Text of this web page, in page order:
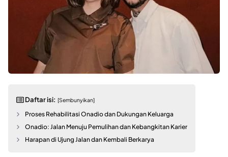
Daftar isi: [Sembunyikan]
Proses Rehabilitasi Onadio dan Dukungan Keluarga
Onadio: Jalan Menuju Pemulihan dan Kebangkitan Karier
Harapan di Ujung Jalan dan Kembali Berkarya